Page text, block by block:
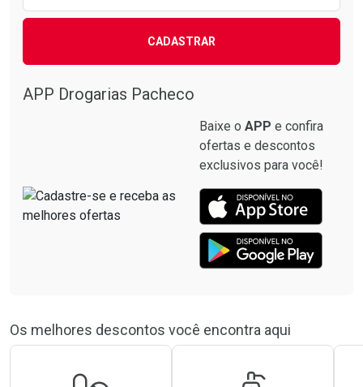
CADASTRAR
APP Drogarias Pacheco
Baixe o APP e confira
ofertas e descontos
exclusivos para você!
Os melhores descontos você encontra aqui